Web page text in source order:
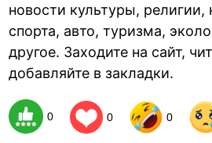
новости культуры, религии,
спорта, авто, туризма,
другое. Заходите на сайт,
добавляйте в закладки.
0 0 0